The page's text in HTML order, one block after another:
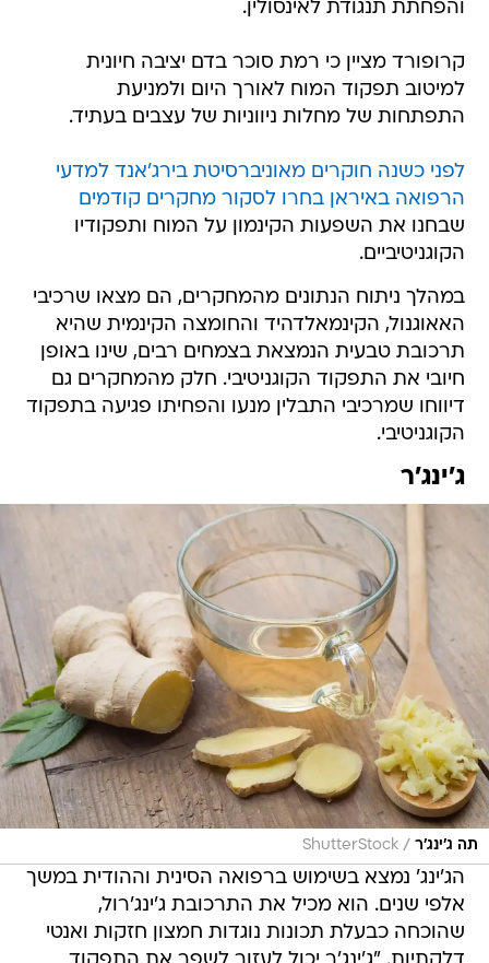
והפחתת תנגודת לאינסולין.
קרופורד מציין כי רמת סוכר בדם יציבה חיונית
למיטוב תפקוד המוח לאורך היום ולמניעת
התפתחות של מחלות ניווניות של עצבים בעתיד.
לפני כשנה חוקרים מאוניברסיטת בירג'אנד למדעי
הרפואה באיראן בחרו לסקור מחקרים קודמים
שבחנו את השפעות הקינמון על המוח ותפקודיו
הקוגניטיביים.
במהלך ניתוח הנתונים מהמחקרים, הם מצאו שרכיבי
האאוגנול, הקינמאלדהיד והחומצה הקינמית שהיא
תרכובת טבעית הנמצאת בצמחים רבים, שינו באופן
חיובי את התפקוד הקוגניטיבי. חלק מהמחקרים גם
דיווחו שמרכיבי התבלין מנעו והפחיתו פגיעה בתפקוד
הקוגניטיבי.
ג'ינג'ר
תה ג'ינג'ר /
ShutterStock
הג'ינג' נמצא בשימוש ברפואה הסינית וההודית במשך
אלפי שנים. הוא מכיל את התרכובת ג'ינג'רול,
שהוכחה כבעלת תכונות נוגדות חמצון חזקות ואנטי